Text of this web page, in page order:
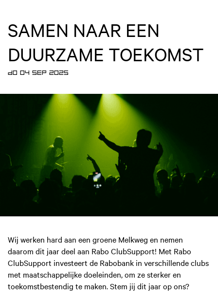
SAMEN NAAR EEN
DUURZAME TOEKOMST
DO 04 SEP 2025
Wij werken hard aan een groene Melkweg en nemen
daarom dit jaar deel aan Rabo ClubSupport! Met Rabo
ClubSupport investeert de Rabobank in verschillende clubs
met maatschappelijke doeleinden, om ze sterker en
toekomstbestendig te maken. Stem jij dit jaar op ons?